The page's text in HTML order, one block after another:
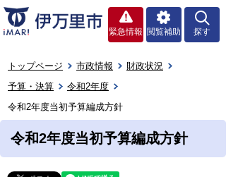
緊急情報 閲覧補助 探す
トップページ 市政情報
財政状況
予算・決算
令和2年度
令和2年度当初予算編成方針
令和2年度当初予算編成方針